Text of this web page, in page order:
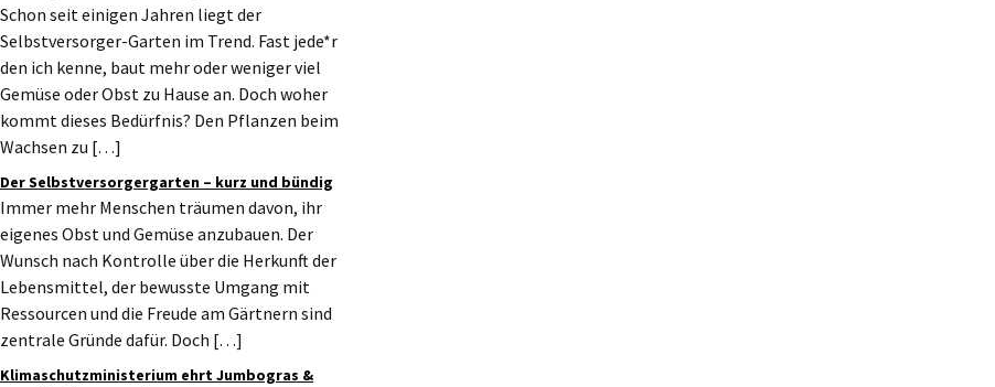
Schon seit einigen Jahren liegt der
Selbstversorger-Garten im Trend. Fast jede*r
den ich kenne, baut mehr oder weniger viel
Gemüse oder Obst zu Hause an. Doch woher
kommt dieses Bedürfnis? Den Pflanzen beim
Wachsen zu […]
Der Selbstversorgergarten – kurz und bündig
Immer mehr Menschen träumen davon, ihr
eigenes Obst und Gemüse anzubauen. Der
Wunsch nach Kontrolle über die Herkunft der
Lebensmittel, der bewusste Umgang mit
Ressourcen und die Freude am Gärtnern sind
zentrale Gründe dafür. Doch […]
Klimaschutzministerium ehrt Jumbogras &